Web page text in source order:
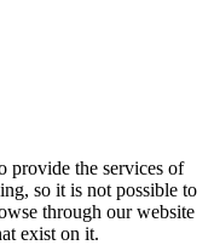
provide the services of
so it is not possible to
through our website
exist on it.